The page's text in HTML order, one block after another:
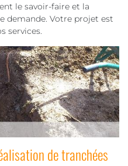
le savoir-faire et la
demande. Votre projet est
services.
de tranchées